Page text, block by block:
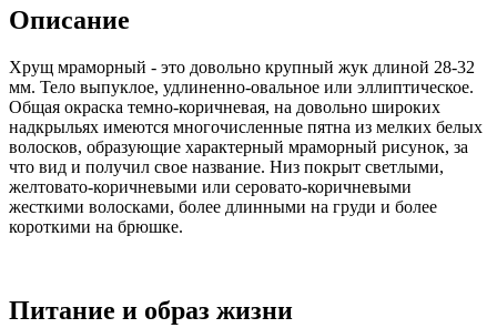
Описание
Хрущ мраморный - это довольно крупный жук длиной 28-32
мм. Тело выпуклое, удлиненно-овальное или эллиптическое.
Общая окраска темно-коричневая, на довольно широких
надкрыльях имеются многочисленные пятна из мелких белых
волосков, образующие характерный мраморный рисунок, за
что вид и получил свое название. Низ покрыт светлыми,
желтовато-коричневыми или серовато-коричневыми
жесткими волосками, более длинными на груди и более
короткими на брюшке.
Питание и образ жизни